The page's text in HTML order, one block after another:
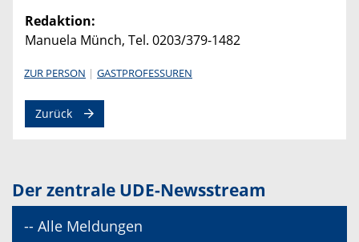
Redaktion:
Manuela Münch, Tel. 0203/379-1482
ZUR PERSON GASTPROFESSUREN
Zurück
Der zentrale UDE-Newsstream
-- Alle Meldungen